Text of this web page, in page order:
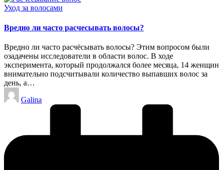
Опубликовано
Уход за волосами
Вредно ли часто расчесывать волосы?
Вредно ли часто расчёсывать волосы? Этим вопросом были
озадачены исследователи в области волос. В ходе
эксперимента, который продолжался более месяца, 14 женщин
внимательно подсчитывали количество выпавших волос за
день, а…
Запись
от
Galina